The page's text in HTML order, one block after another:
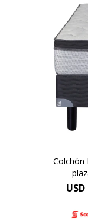
El
calidad
con
Colchón
USD